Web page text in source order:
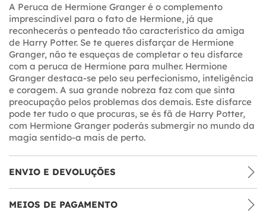
A Peruca de Hermione Granger é o complemento
imprescindível para o fato de Hermione, já que
reconhecerás o penteado tão característico da amiga
de Harry Potter. Se te queres disfarçar de Hermione
Granger, não te esqueças de completar o teu disfarce
com a peruca de Hermione para mulher. Hermione
Granger destaca-se pelo seu perfecionismo, inteligência
e coragem. A sua grande nobreza faz com que sinta
preocupação pelos problemas dos demais. Este disfarce
pode ter tudo o que procuras, se és fã de Harry Potter,
com Hermione Granger poderás submergir no mundo da
magia sentido-a mais de perto.
ENVIO E DEVOLUÇÕES
MEIOS DE PAGAMENTO